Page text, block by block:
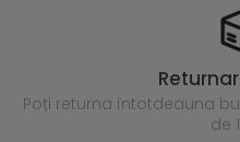
Poți returna întotdeauna
de